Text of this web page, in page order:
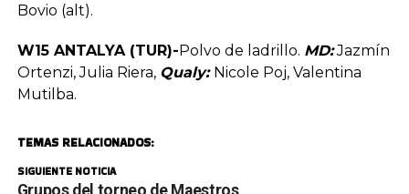
Bovio (alt).
W15 ANTALYA (TUR)-Polvo de ladrillo. MD:Jazmín
Ortenzi, Julia Riera, Qualy: Nicole Poj, Valentina
Mutilba.
TEMAS RELACIONADOS:
SIGUIENTE NOTICIA
Grupos del torneo de Maestros